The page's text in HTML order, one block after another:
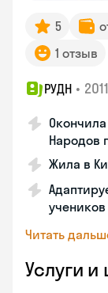
5
1 отзыв
РУДН •
Народов
Жила в
учеников
Читать
Услуги и